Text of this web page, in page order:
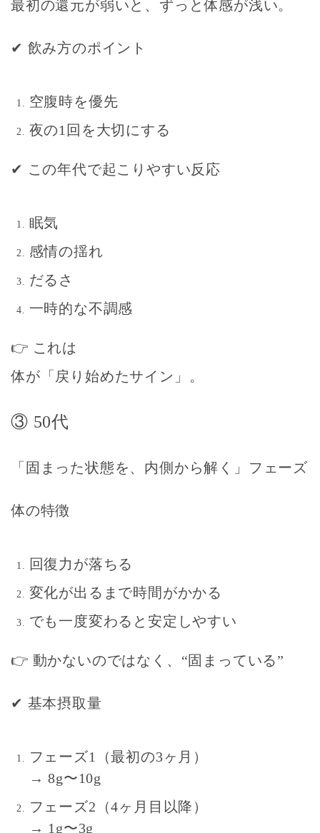
最初の還元が弱いと、ずっと体感が浅い。
✔ 飲み方のポイント
空腹時を優先
夜の1回を大切にする
✔ この年代で起こりやすい反応
眠気
感情の揺れ
だるさ
一時的な不調感
👉 これは
体が「戻り始めたサイン」
。
③ 50代
「固まった状態を、内側から解く」フェーズ
体の特徴
回復力が落ちる
変化が出るまで時間がかかる
でも一度変わると安定しやすい
👉 動かないのではなく、“固まっている”
✔ 基本摂取量
フェーズ1（最初の3ヶ月）
→ 8g〜10g
フェーズ2（4ヶ月目以降）
→ 1g〜3g